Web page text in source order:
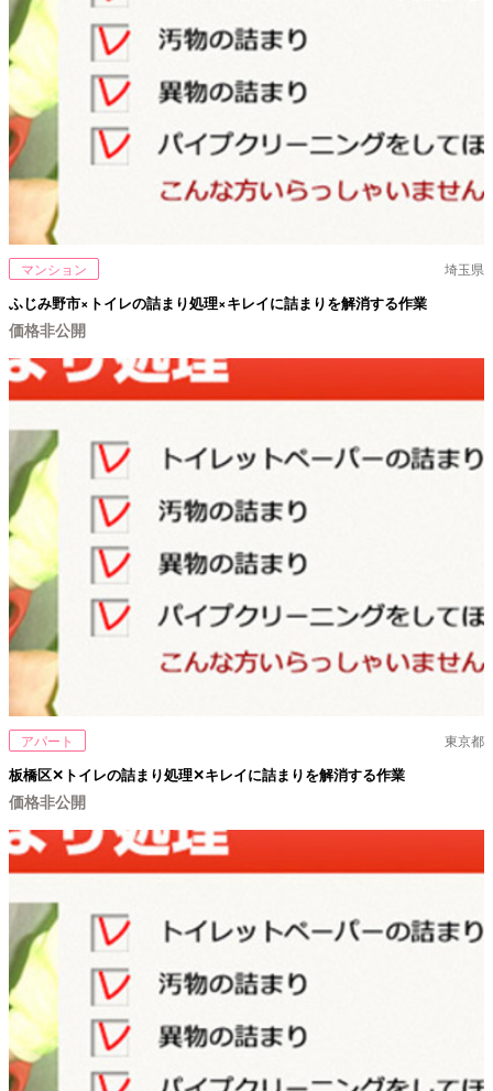
マンション 埼玉県
ふじみ野市×トイレの詰まり処理×キレイに詰まりを解消する作業
価格非公開
アパート 東京都
板橋区✕トイレの詰まり処理✕キレイに詰まりを解消する作業
価格非公開